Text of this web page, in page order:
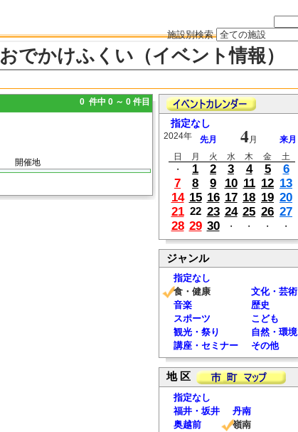
施設別検索
おでかけふくい（イベント情報）
0 件中 0 ～ 0 件目
開催地
指定なし
2024年 先月 4月
来月
日
月 火 水 木 金
土
・
1 2 3 4 5
6
7
8 9 10 11 12 13
14 15 16 17 18 19 20
21 22 23 24 25 26 27
28 29 30 ・ ・ ・ ・
ジャンル
指定なし
食・健康
文化・芸術
音楽
歴史
スポーツ
こども
観光・祭り
自然・環境
講座・セミナー
その他
地 区
指定なし
福井・坂井
丹南
奥越前
嶺南